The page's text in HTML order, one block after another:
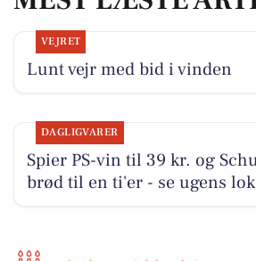
VEJRET
Lunt vejr med bid i vinden
DAGLIGVARER
Spier PS-vin til 39 kr. og
brød til en ti'er - se ugens